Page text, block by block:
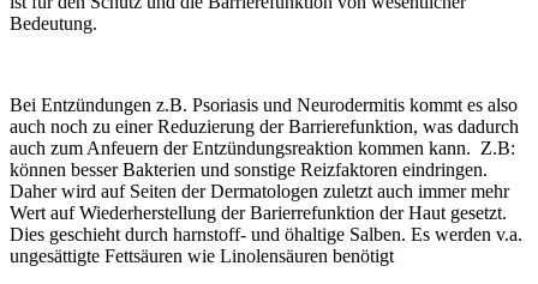
Bedeutung.
Bei Entzündungen z.B. Psoriasis und Neurodermitis kommt es also
auch noch zu einer Reduzierung der Barrierefunktion, was dadurch
auch zum Anfeuern der Entzündungsreaktion kommen kann. Z.B:
können besser Bakterien und sonstige Reizfaktoren eindringen.
Daher wird auf Seiten der Dermatologen zuletzt auch immer mehr
Wert auf Wiederherstellung der Barierrefunktion der Haut gesetzt.
Dies geschieht durch harnstoff- und öhaltige Salben. Es werden v.a.
ungesättigte Fettsäuren wie Linolensäuren benötigt